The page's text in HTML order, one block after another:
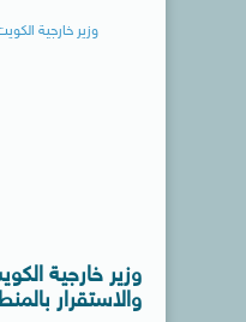
وزير خارجية
والاستقرار